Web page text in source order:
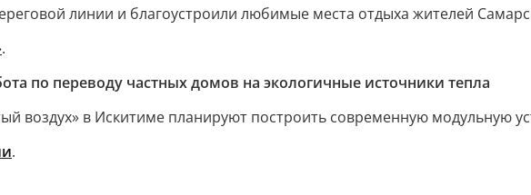
линии и благоустроили любимые места отдыха жителей
.
по переводу частных домов на экологичные источники тепла
воздух» в Искитиме планируют построить современную модульную
.